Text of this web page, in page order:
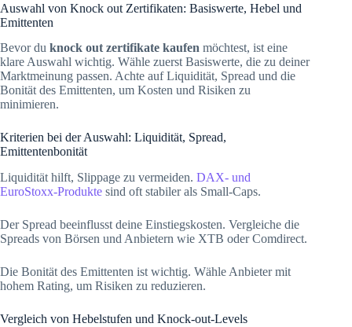
Auswahl von Knock out Zertifikaten: Basiswerte, Hebel und
Emittenten
Bevor du knock out zertifikate kaufen möchtest, ist eine
klare Auswahl wichtig. Wähle zuerst Basiswerte, die zu deiner
Marktmeinung passen. Achte auf Liquidität, Spread und die
Bonität des Emittenten, um Kosten und Risiken zu
minimieren.
Kriterien bei der Auswahl: Liquidität, Spread,
Emittentenbonität
Liquidität hilft, Slippage zu vermeiden. DAX- und
EuroStoxx-Produkte sind oft stabiler als Small-Caps.
Der Spread beeinflusst deine Einstiegskosten. Vergleiche die
Spreads von Börsen und Anbietern wie XTB oder Comdirect.
Die Bonität des Emittenten ist wichtig. Wähle Anbieter mit
hohem Rating, um Risiken zu reduzieren.
Vergleich von Hebelstufen und Knock-out-Levels